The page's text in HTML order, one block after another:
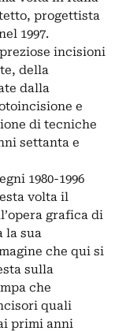
progettista
1997.
incisioni
della
dalla
e
di tecniche
settanta e
1980-1996
volta il
grafica di
la sua
che qui si
sulla
che
quali
primi anni